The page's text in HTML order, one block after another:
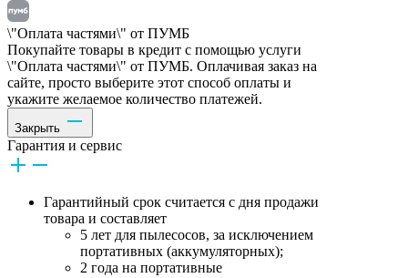
\"Оплата частями\" от ПУМБ
Покупайте товары в кредит с помощью услуги
\"Оплата частями\" от ПУМБ. Оплачивая заказ на
сайте, просто выберите этот способ оплаты и
укажите желаемое количество платежей.
Закрыть
Гарантия и сервис
Гарантийный срок считается с дня продажи
товара и составляет
5 лет для пылесосов, за исключением
портативных (аккумуляторных);
2 года на портативные